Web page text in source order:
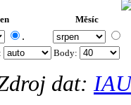
Měsíc
.
Body:
dat: